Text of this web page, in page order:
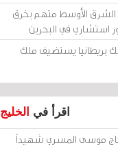
الشرق الأوسط متهم بخرق
استشاري في البحرين
بريطانيا يستضيف ملك
اقرأ في الخليج
موسى المسري شهيداً